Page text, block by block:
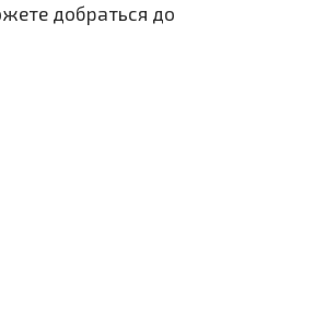
добраться до